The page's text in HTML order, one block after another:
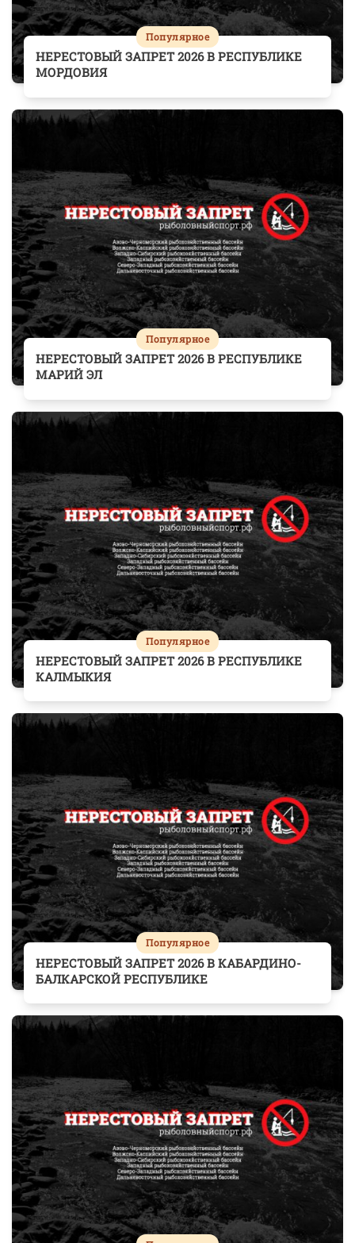
Популярное
НЕРЕСТОВЫЙ ЗАПРЕТ 2026 В РЕСПУБЛИКЕ
МОРДОВИЯ
Популярное
НЕРЕСТОВЫЙ ЗАПРЕТ 2026 В РЕСПУБЛИКЕ
МАРИЙ ЭЛ
Популярное
НЕРЕСТОВЫЙ ЗАПРЕТ 2026 В РЕСПУБЛИКЕ
КАЛМЫКИЯ
Популярное
НЕРЕСТОВЫЙ ЗАПРЕТ 2026 В КАБАРДИНО-
БАЛКАРСКОЙ РЕСПУБЛИКЕ